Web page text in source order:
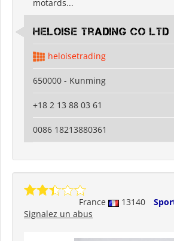
motards...
Heloise Trading Co Ltd
heloisetrading
650000 - Kunming
+18 2 13 88 03 61
0086 18213880361
France 13140
Signalez un abus